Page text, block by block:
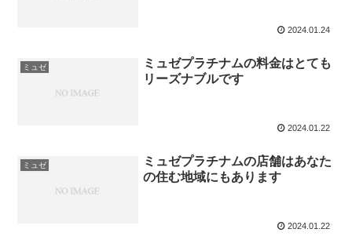
2024.01.24
ミュゼ
ミュゼプラチナムの料金はとても
リーズナブルです
2024.01.22
ミュゼ
ミュゼプラチナムの店舗はあなた
の住む地域にもあります
2024.01.22